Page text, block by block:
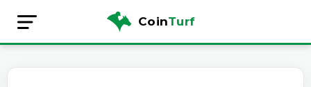
CoinTurf